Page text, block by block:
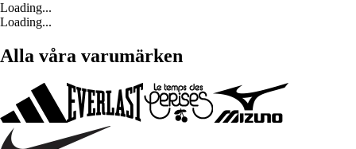
Loading...
Loading...
Alla våra varumärken